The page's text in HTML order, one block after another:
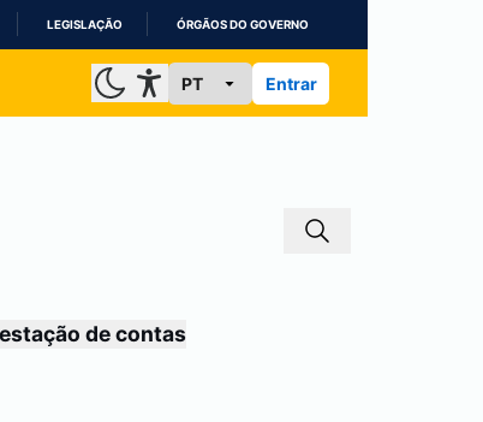
LEGISLAÇÃO ÓRGÃOS DO GOVERNO
Entrar
de contas